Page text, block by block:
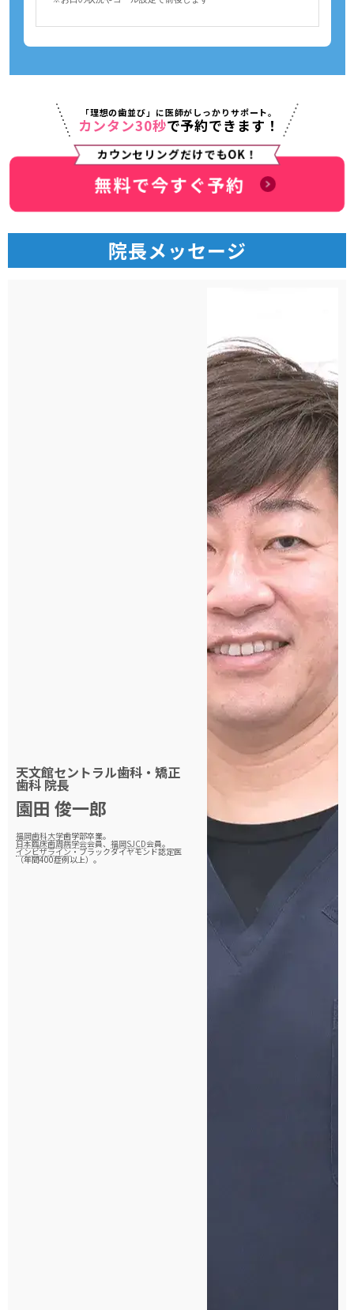
「理想の歯並び」に医師がしっかりサポート。
カンタン30秒で予約できます！
カウンセリングだけでもOK！
無料で今すぐ予約
院長メッセージ
天文館セントラル歯科・矯正
歯科院長
園田 俊一郎
福岡歯科大学歯学部卒業。
日本臨床歯周病学会会員、 福岡SJCD会員。
インビザライン・ブラックダイヤモンド認定医
（年間400症例以上）。